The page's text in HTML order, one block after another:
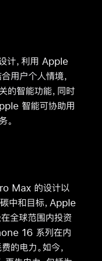
计，利用 Apple
用户个人情境，
的智能功能，同时
智能可协助用
。
Max 的设计以
中和目标，Apple
全球范围内投资
16 系列在内
电力。如今，